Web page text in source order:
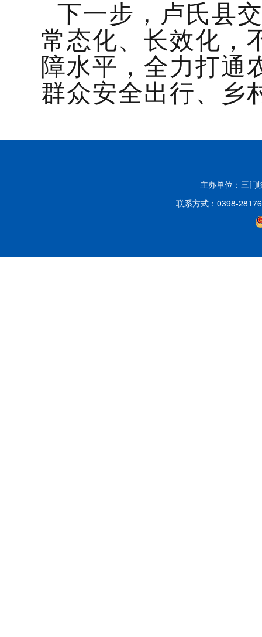
下一步，卢氏县
常态化、长效化，
障水平，全力打通
群众安全出行、乡
主办单位：三
联系方式：0398-